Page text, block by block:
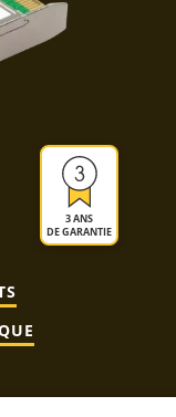
3 ANS
DE GARANTIE